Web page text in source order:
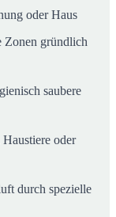
oder Haus
Zonen gründlich
saubere
oder
durch spezielle